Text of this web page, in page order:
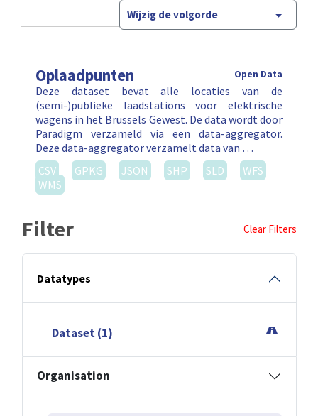
Wijzig de volgorde
Oplaadpunten Open Data
Deze dataset bevat alle locaties van de
(semi-)publieke laadstations voor elektrische
wagens in het Brussels Gewest. De data wordt door
Paradigm verzameld via een data-aggregator.
Deze data-aggregator verzamelt data van …
CSV
GPKG JSON SHP SLD
WFS
WMS
Filter Clear Filters
Datatypes
Dataset (1)
Organisation